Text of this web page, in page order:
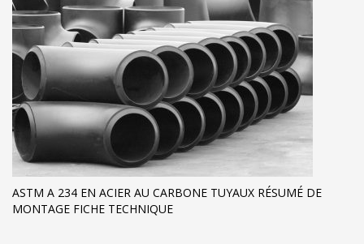
ASTM A 234 EN ACIER AU CARBONE TUYAUX RÉSUMÉ DE
MONTAGE FICHE TECHNIQUE